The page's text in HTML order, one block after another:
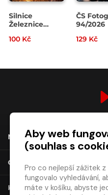
Silnice
Železnice
100 Kč
ČS
94/2026
129 Kč
NÁKUP
O SPOLEČNOSTI
KONTAKT
Aby web
(souhlas s
Pro co nejlepší zážitek
fungovalo vyhledávání,
máte v košíku, abyste